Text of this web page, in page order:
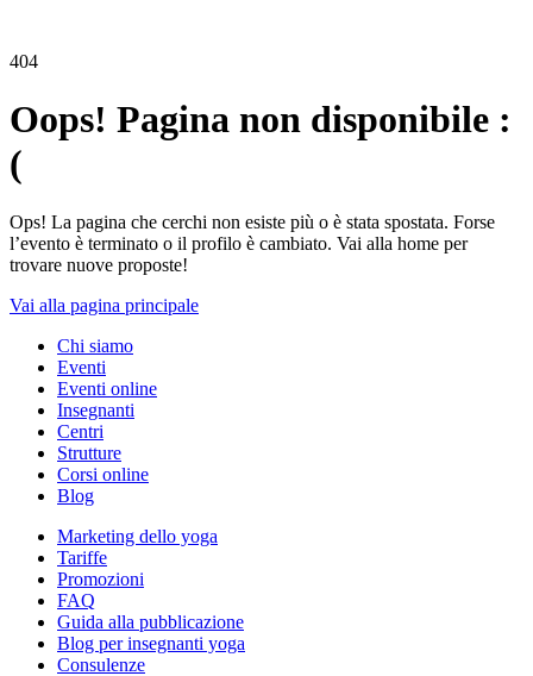
404
Oops! Pagina non disponibile :
(
Ops! La pagina che cerchi non esiste più o è stata spostata. Forse
l’evento è terminato o il profilo è cambiato. Vai alla home per
trovare nuove proposte!
Vai alla pagina principale
Chi siamo
Eventi
Eventi online
Insegnanti
Centri
Strutture
Corsi online
Blog
Marketing dello yoga
Tariffe
Promozioni
FAQ
Guida alla pubblicazione
Blog per insegnanti yoga
Consulenze